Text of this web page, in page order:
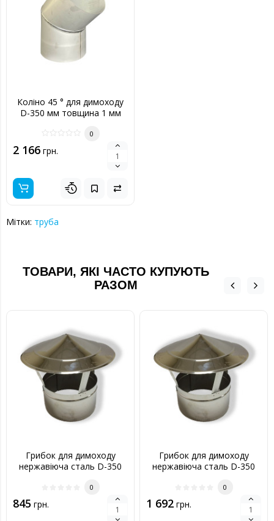
Коліно 45 ° для димоходу
D-350 мм товщина 1 мм
0
2 166 грн.
Мітки: труба
ТОВАРИ, ЯКІ ЧАСТО КУПУЮТЬ
РАЗОМ
Грибок для димоходу
нержавіюча сталь D-350
0
845 грн.
Грибок для димоходу
нержавіюча сталь D-350
0
1 692 грн.